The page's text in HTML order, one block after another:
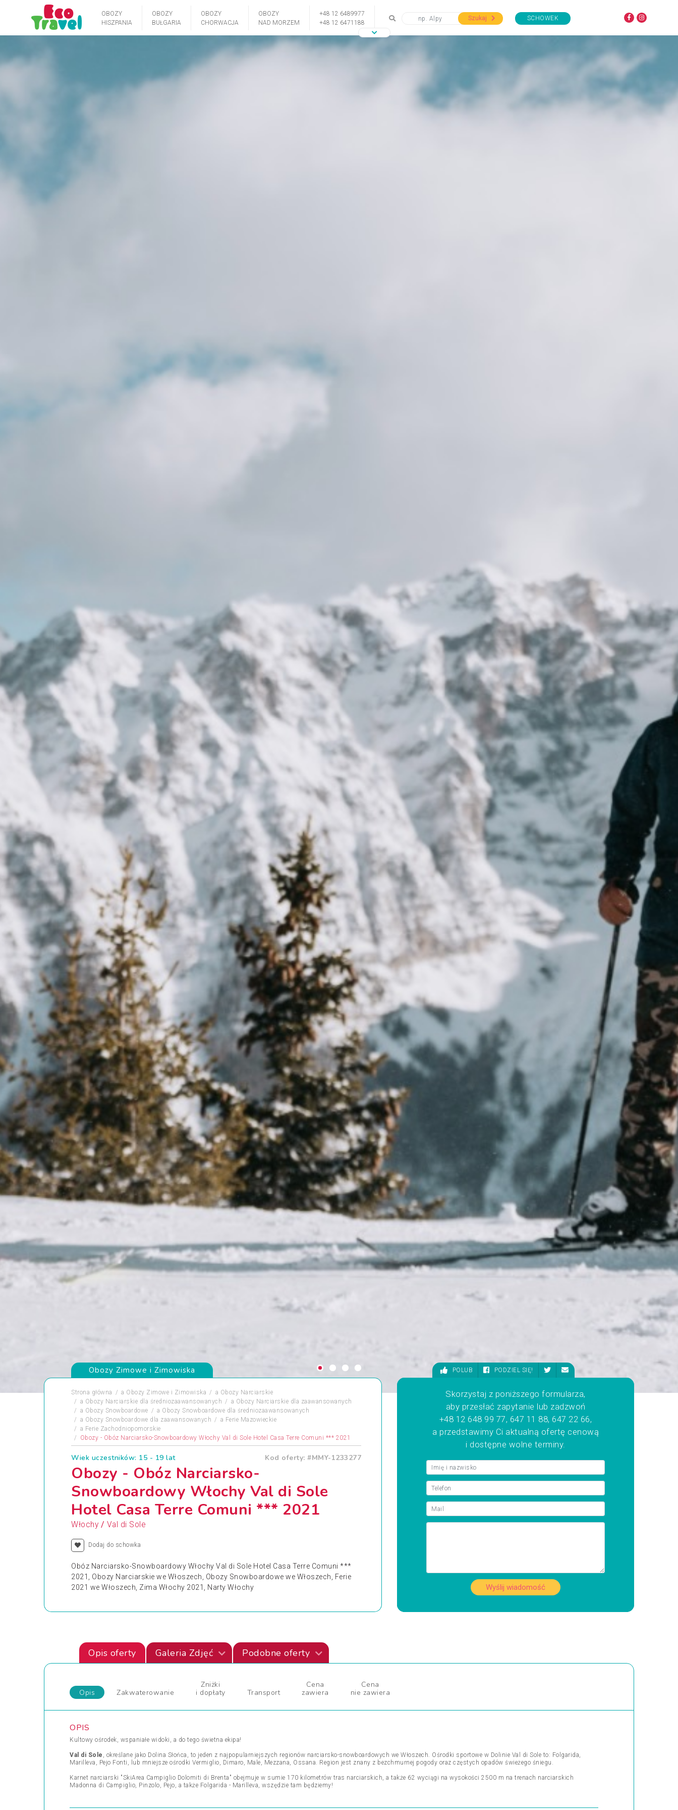
OBOZY
HISZPANIA
OBOZY
BUŁGARIA
OBOZY
CHORWACJA
OBOZY
NAD MORZEM
+48 12 6489977
+48 12 6471188
Szukaj SCHOWEK
Obozy Zimowe i Zimowiska
Strona główna a Obozy Zimowe i Zimowiska a Obozy Narciarskie
a Obozy Narciarskie dla średniozaawansowanych a Obozy Narciarskie dla zaawansowanych
a Obozy Snowboardowe a Obozy Snowboardowe dla średniozaawansowanych
a Obozy Snowboardowe dla zaawansowanych a Ferie Mazowieckie
a Ferie Zachodniopomorskie
Obozy - Obóz Narciarsko-Snowboardowy Włochy Val di Sole Hotel Casa Terre Comuni *** 2021
Wiek uczestników: 15 - 19 lat Kod oferty: #MMY-1233277
Obozy - Obóz Narciarsko-
Snowboardowy Włochy Val di Sole
Hotel Casa Terre Comuni *** 2021
Włochy / Val di Sole
Dodaj do schowka
Obóz Narciarsko-Snowboardowy Włochy Val di Sole Hotel Casa Terre Comuni ***
2021, Obozy Narciarskie we Włoszech, Obozy Snowboardowe we Włoszech, Ferie
2021 we Włoszech, Zima Włochy 2021, Narty Włochy
POLUB PODZIEL SIĘ!
Skorzystaj z poniższego formularza,
aby przesłać zapytanie lub zadzwoń
+48 12 648 99 77, 647 11 88, 647 22 66,
a przedstawimy Ci aktualną ofertę cenową
i dostępne wolne terminy.
Wyślij wiadomość
Opis oferty Galeria Zdjęć Podobne oferty
Opis Zakwaterowanie
Zniżki
i dopłaty
Transport
Cena
zawiera
Cena
nie zawiera
OPIS
Kultowy ośrodek, wspaniałe widoki, a do tego świetna ekipa!
Val di Sole , określane jako Dolina Słońca, to jeden z najpopularniejszych regionów narciarsko-snowboardowych we Włoszech. Ośrodki sportowe w Dolinie Val di Sole to: Folgarida,
Marilleva, Pejo Fonti, lub mniejsze ośrodki Vermiglio, Dimaro, Male, Mezzana, Ossana. Region jest znany z bezchmurnej pogody oraz częstych opadów świeżego śniegu.
Karnet narciarski "SkiArea Campiglio Dolomiti di Brenta" obejmuje w sumie 170 kilometrów tras narciarskich, a także 62 wyciągi na wysokości 2500 m na trenach narciarskich
Madonna di Campiglio, Pinzolo, Pejo, a także Folgarida - Marilleva, wszędzie tam będziemy!